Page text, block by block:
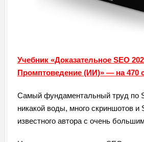
Учебник «Доказательное SEO
Промптоведение (ИИ)» — на 470
Самый фундаментальный труд по
никакой воды, много скриншотов и
известного автора с очень